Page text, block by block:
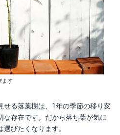
ます
せる落葉樹は、1年の季節の移り変
な存在です。だから落ち葉が気に
びたくなります。